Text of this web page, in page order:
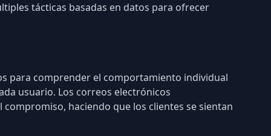
tácticas basadas en datos para ofrecer
para comprender el comportamiento individual
usuario. Los correos electrónicos
haciendo que los clientes se sientan